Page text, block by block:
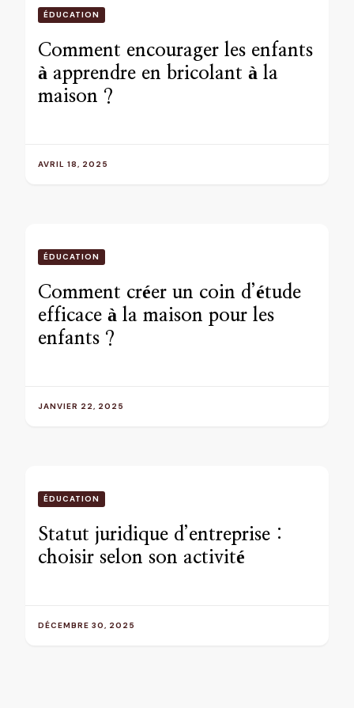
ÉDUCATION
Comment encourager les enfants
à apprendre en bricolant à la
maison ?
AVRIL 18, 2025
ÉDUCATION
Comment créer un coin d’étude
efficace à la maison pour les
enfants ?
JANVIER 22, 2025
ÉDUCATION
Statut juridique d’entreprise :
choisir selon son activité
DÉCEMBRE 30, 2025